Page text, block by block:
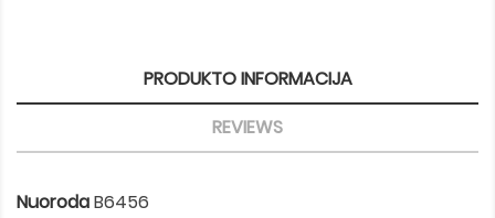
PRODUKTO INFORMACIJA
REVIEWS
NuorodaB6456